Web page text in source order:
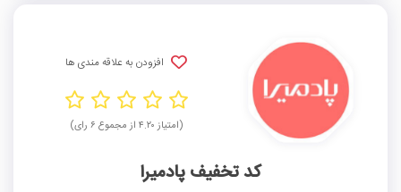
افزودن به علاقه مندی ها
(امتیاز ۴.۲۰ از مجموع ۶ رای)
کد تخفیف پادمیرا